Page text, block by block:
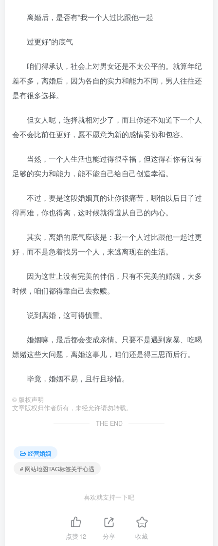
离婚后，是否有“我一个人过比跟他一起
过更好”的底气
咱们得承认，社会上对男女还是不太公平的。就算年纪
差不多，离婚后，因为各自的实力和能力不同，男人往往还
是有很多选择。
但女人呢，选择就相对少了，而且你还不知道下一个人
会不会比前任更好，愿不愿意为新的感情妥协和包容。
当然，一个人生活也能过得很幸福，但这得看你有没有
足够的实力和能力，能不能自己给自己创造幸福。
不过，要是这段婚姻真的让你很痛苦，哪怕以后日子过
得再难，你也得离，这时候就得遵从自己的内心。
其实，离婚的底气应该是：我一个人过比跟他一起过更
好，而不是急着找另一个人，来逃离现在的生活。
因为这世上没有完美的伴侣，只有不完美的婚姻，大多
时候，咱们都得靠自己去救赎。
说到离婚，这可得慎重。
婚姻嘛，最后都会变成亲情。只要不是遇到家暴、吃喝
嫖赌这些大问题，离婚这事儿，咱们还是得三思而后行。
毕竟，婚姻不易，且行且珍惜。
© 版权声明
文章版权归作者所有，未经允许请勿转载。
THE END
经营婚姻
# 网站地图TAG标签关于心遇
喜欢就支持一下吧
点赞12 分享 收藏